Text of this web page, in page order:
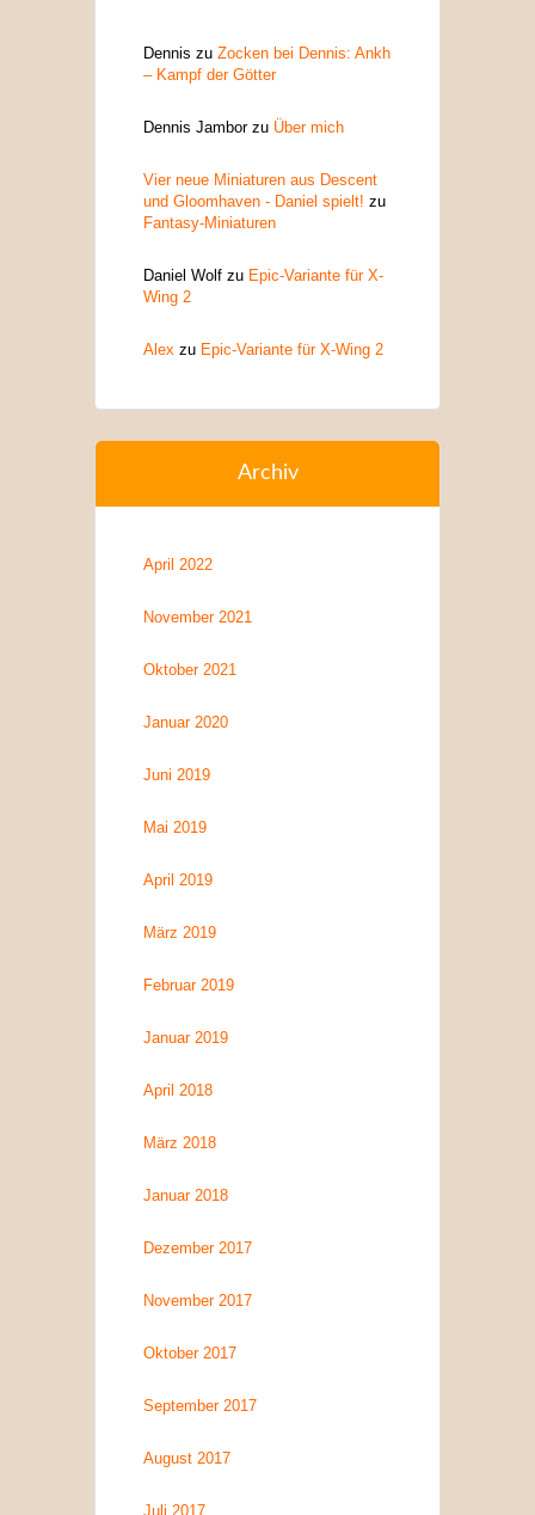
Dennis zu Zocken bei Dennis: Ankh
– Kampf der Götter
Dennis Jamborzu Über mich
Vier neue Miniaturen aus Descent
und Gloomhaven - Daniel spielt! zu
Fantasy-Miniaturen
Daniel Wolf zu Epic-Variante für X-
Wing 2
Alex zu Epic-Variante für X-Wing 2
Archiv
April 2022
November 2021
Oktober 2021
Januar 2020
Juni 2019
Mai 2019
April 2019
März 2019
Februar 2019
Januar 2019
April 2018
März 2018
Januar 2018
Dezember 2017
November 2017
Oktober 2017
September 2017
August 2017
Juli 2017